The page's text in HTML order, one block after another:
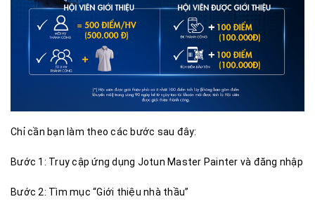
Chỉ cần bạn làm theo các bước sau đây: ​
Bước 1: Truy cập ứng dụng Jotun Master Painter và đăng nhập​
Bước 2: Tìm mục “Giới thiệu nhà thầu” ​